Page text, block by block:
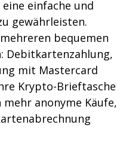
einfache und
gewährleisten.
bequemen
Debitkartenzahlung,
mit Mastercard
Krypto-Brieftasche
anonyme Käufe,